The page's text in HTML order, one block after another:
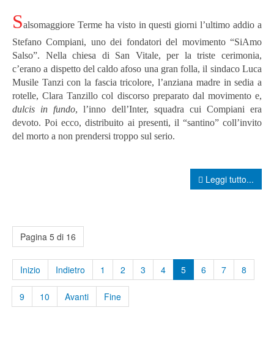
Salsomaggiore Terme ha visto in questi giorni l’ultimo addio a
Stefano Compiani, uno dei fondatori del movimento “SiAmo
Salso”. Nella chiesa di San Vitale, per la triste cerimonia,
c’erano a dispetto del caldo afoso una gran folla, il sindaco Luca
Musile Tanzi con la fascia tricolore, l’anziana madre in sedia a
rotelle, Clara Tanzillo col discorso preparato dal movimento e,
dulcis in fundo, l’inno dell’Inter, squadra cui Compiani era
devoto. Poi ecco, distribuito ai presenti, il “santino” coll’invito
del morto a non prendersi troppo sul serio.
Leggi tutto...
Pagina 5 di 16
Inizio Indietro 1 2 3 4 5 6 7 8
9 10 Avanti Fine